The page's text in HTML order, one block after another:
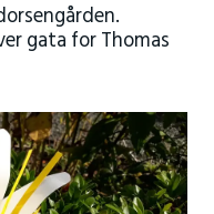
gata for Thomas